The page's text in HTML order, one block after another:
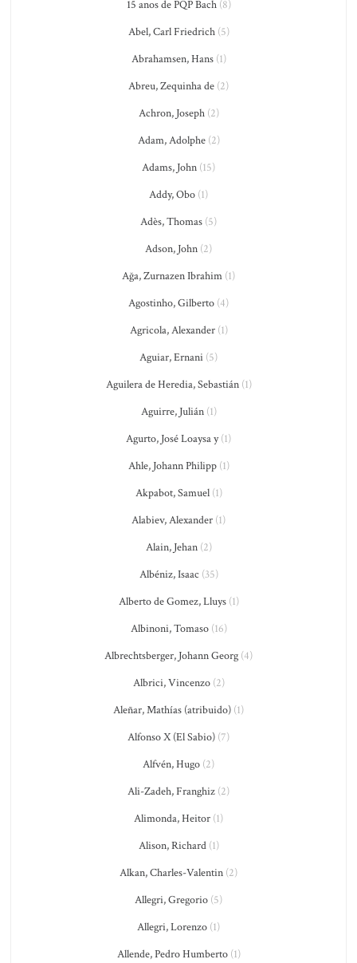
15 anos de PQP Bach(8)
Abel, Carl Friedrich(5)
Abrahamsen, Hans(1)
Abreu, Zequinha de (2)
Achron, Joseph(2)
Adam, Adolphe(2)
Adams, John (15)
Addy, Obo (1)
Adès, Thomas (5)
Adson, John (2)
Ağa, Zurnazen Ibrahim (1)
Agostinho, Gilberto (4)
Agricola, Alexander(1)
Aguiar, Ernani (5)
Aguilera de Heredia, Sebastián(1)
Aguirre, Julián(1)
Agurto, José Loaysa y(1)
Ahle, Johann Philipp(1)
Akpabot, Samuel(1)
Alabiev, Alexander (1)
Alain, Jehan(2)
Albéniz, Isaac (35)
Alberto de Gomez, Lluys(1)
Albinoni, Tomaso(16)
Albrechtsberger, Johann Georg (4)
Albrici, Vincenzo(2)
Aleñar, Mathías (atribuido) (1)
Alfonso X (El Sabio) (7)
Alfvén, Hugo (2)
Ali-Zadeh, Franghiz (2)
Alimonda, Heitor (1)
Alison, Richard(1)
Alkan, Charles-Valentin (2)
Allegri, Gregorio (5)
Allegri, Lorenzo (1)
Allende, Pedro Humberto(1)